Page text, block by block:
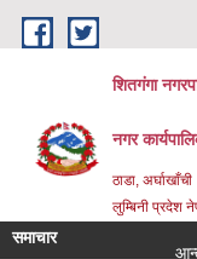
Skip to main content
शितगंगा
नगर
ठाडा, अर्घाखाँची
लुम्बिनी प्रदेश
समाचार